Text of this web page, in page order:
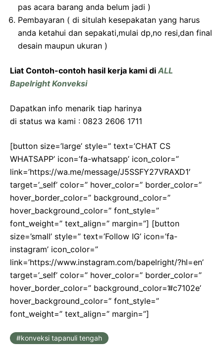
pas acara barang anda belum jadi )
Pembayaran ( di situlah kesepakatan yang harus
anda ketahui dan sepakati,mulai dp,no resi,dan final
desain maupun ukuran )
Liat Contoh-contoh hasil kerja kami di ALL
Bapelright Konveksi
Dapatkan info menarik tiap harinya
di status wa kami : 0823 2606 1711
[button size=’large’ style=” text=’CHAT CS
WHATSAPP’ icon=’fa-whatsapp’ icon_color=”
link=’https://wa.me/message/J5SSFY27VRAXD1′
target=’_self’ color=” hover_color=” border_color=”
hover_border_color=” background_color=”
hover_background_color=” font_style=”
font_weight=” text_align=” margin=”] [button
size=’small’ style=” text=’Follow IG’ icon=’fa-
instagram’ icon_color=”
link=’https://www.instagram.com/bapelright/?hl=en’
target=’_self’ color=” hover_color=” border_color=”
hover_border_color=” background_color=’#c7102e’
hover_background_color=” font_style=”
font_weight=” text_align=” margin=”]
konveksi tapanuli tengah